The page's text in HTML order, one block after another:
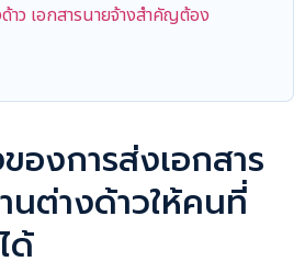
องการส่งเอกสาร
นต่างด้าวให้คนที่
ด้